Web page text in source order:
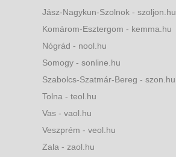
Jász-Nagykun-Szolnok - szoljon.hu
Komárom-Esztergom - kemma.hu
Nógrád - nool.hu
Somogy - sonline.hu
Szabolcs-Szatmár-Bereg - szon.hu
Tolna - teol.hu
Vas - vaol.hu
Veszprém - veol.hu
Zala - zaol.hu